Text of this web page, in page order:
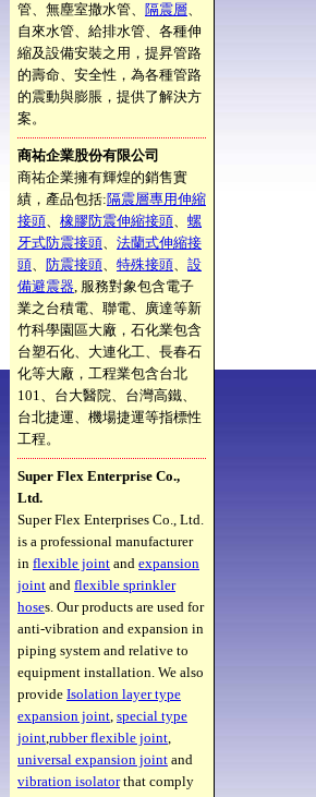
管、無塵室撒水管、 隔震層、
自來水管、給排水管、各種伸
縮及設備安裝之用，提昇管路
的壽命、安全性，為各種管路
的震動與膨脹，提供了解決方
案。
商祐企業股份有限公司
商祐企業擁有輝煌的銷售實
績，產品包括:隔震層專用伸縮
接頭、 橡膠防震伸縮接頭、 螺
牙式防震接頭、 法蘭式伸縮接
頭、 防震接頭、 特殊接頭、 設
備避震器, 服務對象包含電子
業之台積電、聯電、廣達等新
竹科學園區大廠，石化業包含
台塑石化、大連化工、長春石
化等大廠，工程業包含台北
101、台大醫院、台灣高鐵、
台北捷運、機場捷運等指標性
工程。
Super Flex Enterprise Co.,
Ltd.
Super Flex Enterprises Co., Ltd.
is a professional manufacturer
in flexible joint and expansion
joint and flexible sprinkler
hoses. Our products are used for
anti-vibration and expansion in
piping system and relative to
equipment installation. We also
provide Isolation layer type
expansion joint, special type
joint,rubber flexible joint,
universal expansion joint and
vibration isolatorthat comply